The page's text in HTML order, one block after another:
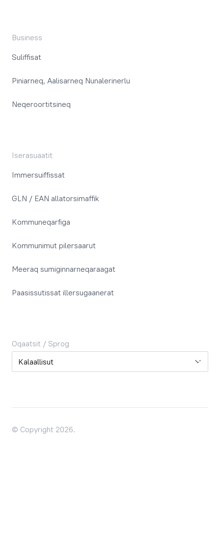
Business
Suliffisat
Piniarneq, Aalisarneq Nunalerinerlu
Neqeroortitsineq
Iserasuaatit
Immersuiffissat
GLN / EAN allatorsimaffik
Kommuneqarfiga
Kommunimut pilersaarut
Meeraq sumiginnarneqaraagat
Paasissutissat illersugaanerat
Oqaatsit / Sprog
Oqaatsit / Sprog
© Copyright 2026.